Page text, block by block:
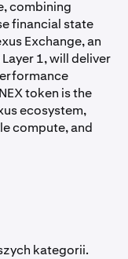
combining
financial state
Exchange, an
1, will deliver
token is the
ecosystem,
compute, and
kategorii.